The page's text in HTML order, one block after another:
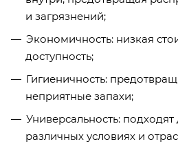
и загрязнений;
Экономичность: низкая
доступность;
Гигиеничность:
неприятные запахи;
Универсальность:
различных условиях и